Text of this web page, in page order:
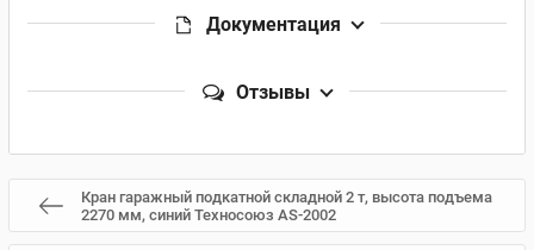
Документация
Отзывы
Кран гаражный подкатной складной 2 т, высота подъема
2270 мм, синий Техносоюз AS-2002